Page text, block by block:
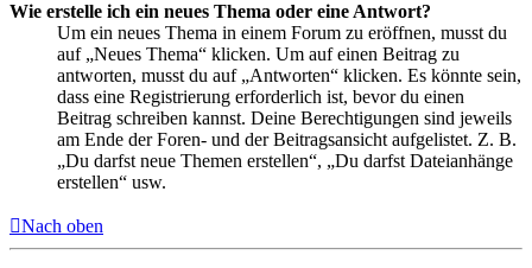
Wie erstelle ich ein neues Thema oder eine Antwort?
Um ein neues Thema in einem Forum zu eröffnen, musst du
auf „Neues Thema“ klicken. Um auf einen Beitrag zu
antworten, musst du auf „Antworten“ klicken. Es könnte sein,
dass eine Registrierung erforderlich ist, bevor du einen
Beitrag schreiben kannst. Deine Berechtigungen sind jeweils
am Ende der Foren- und der Beitragsansicht aufgelistet. Z. B.
„Du darfst neue Themen erstellen“, „Du darfst Dateianhänge
erstellen“ usw.
Nach oben